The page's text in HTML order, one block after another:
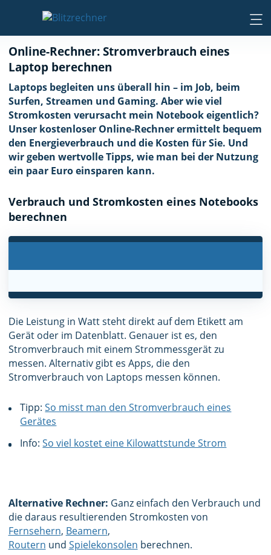
Online-Rechner: Stromverbrauch eines
Laptop berechnen
Laptops begleiten uns überall hin – im Job, beim
Surfen, Streamen und Gaming. Aber wie viel
Stromkosten verursacht mein Notebook eigentlich?
Unser kostenloser Online-Rechner ermittelt bequem
den Energieverbrauch und die Kosten für Sie. Und
wir geben wertvolle Tipps, wie man bei der Nutzung
ein paar Euro einsparen kann.
Verbrauch und Stromkosten eines Notebooks
berechnen
Die Leistung in Watt steht direkt auf dem Etikett am
Gerät oder im Datenblatt. Genauer ist es, den
Stromverbrauch mit einem Strommessgerät zu
messen. Alternativ gibt es Apps, die den
Stromverbrauch von Laptops messen können.
Tipp:So misst man den Stromverbrauch eines
Gerätes
Info:So viel kostet eine Kilowattstunde Strom
Alternative Rechner: Ganz einfach den Verbrauch und
die daraus resultierenden Stromkosten von
Fernsehern, Beamern,
Routern und Spielekonsolen berechnen.